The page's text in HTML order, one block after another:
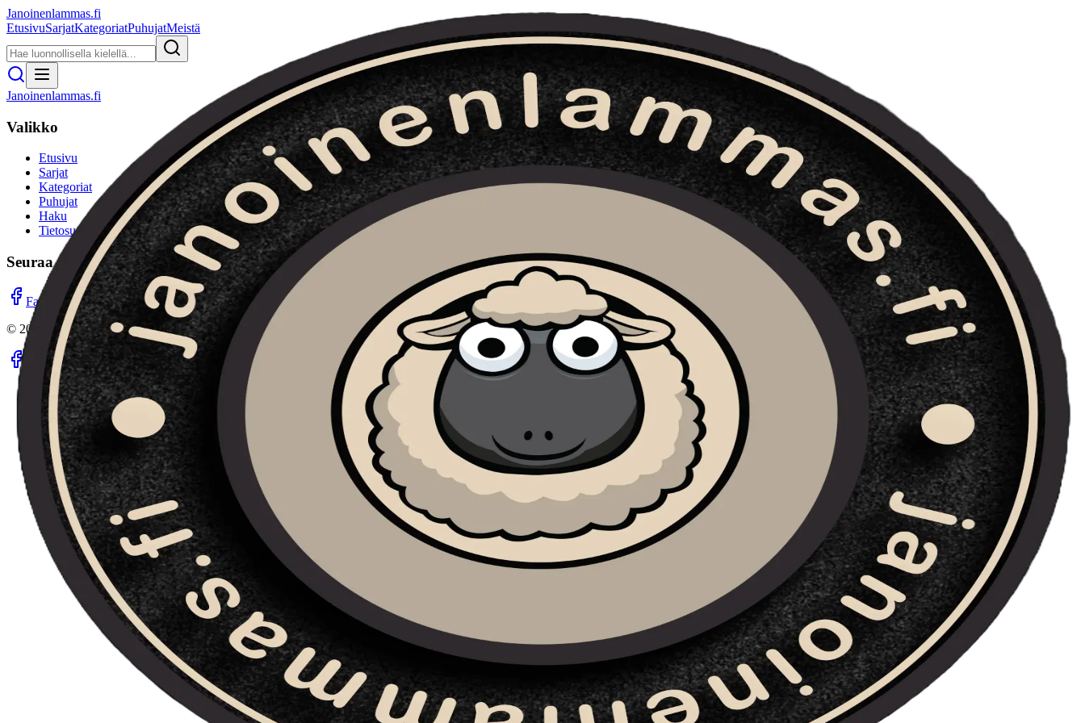
Janoinenlammas.fi
EtusivuSarjatKategoriatPuhujatMeistä
Janoinenlammas.fi
Valikko
Etusivu
Sarjat
Kategoriat
Puhujat
Haku
Tietosuojaseloste
Seuraa meitä
Facebook Instagram
YouTube
© 2026 Janoinenlammas.fi. Kaikki oikeudet pidätetään.